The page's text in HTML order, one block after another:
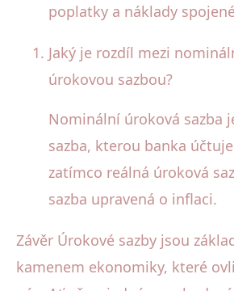
poplatky a náklady
Jaký je rozdíl mezi
úrokovou sazbou?
Nominální úroková sazba
sazba, kterou banka
zatímco reálná úroková
sazba upravená o inflaci.
Závěr Úrokové sazby jsou
kamenem ekonomiky, které